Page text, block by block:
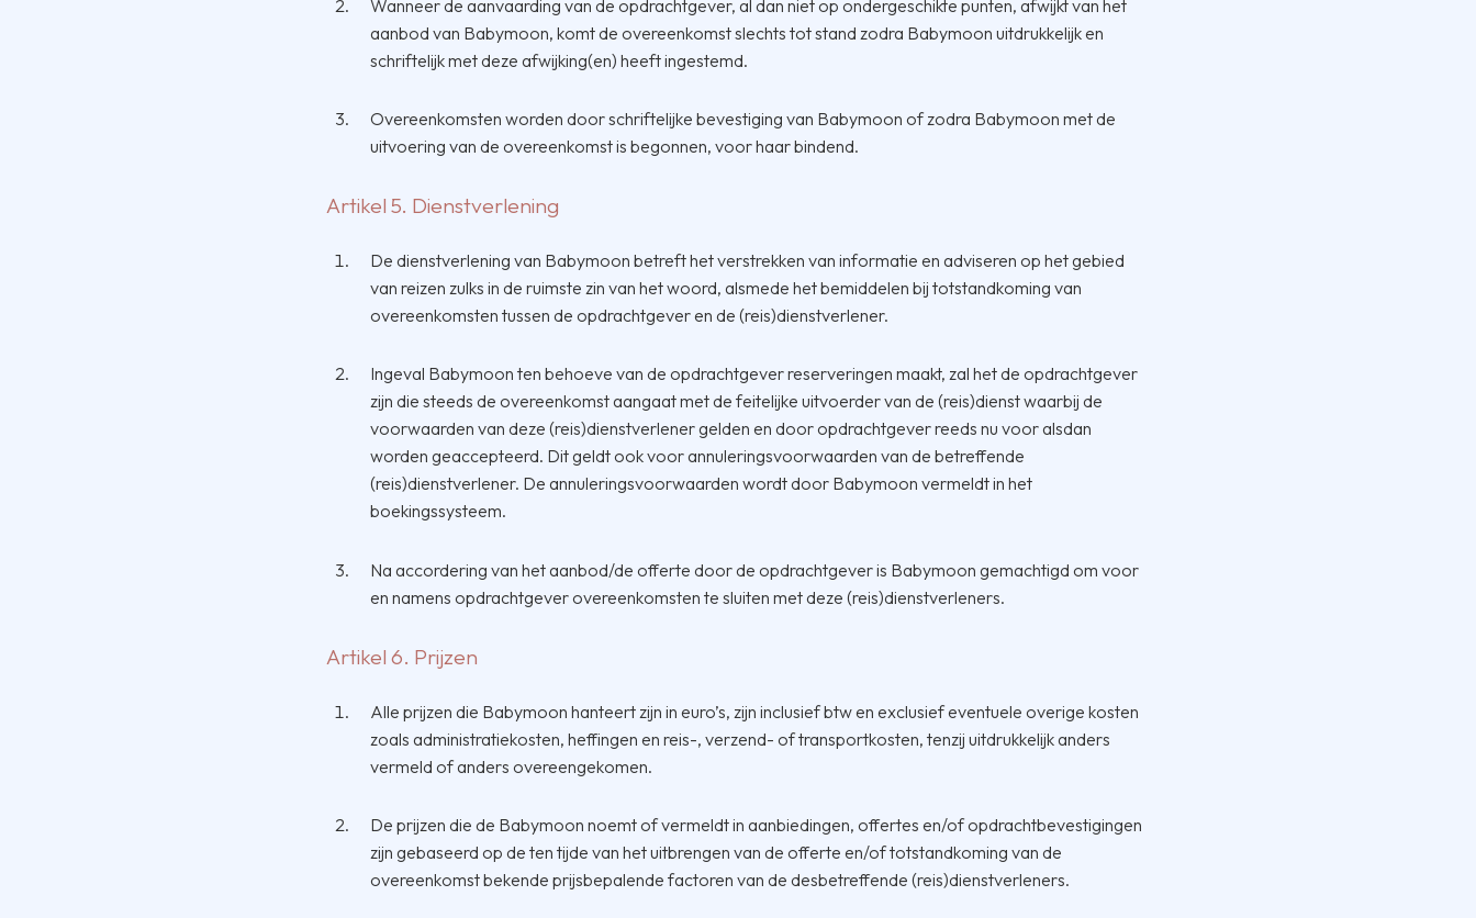
Wanneer de aanvaarding van de opdrachtgever, al dan niet op ondergeschikte punten, afwijkt van het
aanbod van Babymoon, komt de overeenkomst slechts tot stand zodra Babymoon uitdrukkelijk en
schriftelijk met deze afwijking(en) heeft ingestemd.
Overeenkomsten worden door schriftelijke bevestiging van Babymoon of zodra Babymoon met de
uitvoering van de overeenkomst is begonnen, voor haar bindend.
Artikel 5. Dienstverlening
De dienstverlening van Babymoon betreft het verstrekken van informatie en adviseren op het gebied
van reizen zulks in de ruimste zin van het woord, alsmede het bemiddelen bij totstandkoming van
overeenkomsten tussen de opdrachtgever en de (reis)dienstverlener.
Ingeval Babymoon ten behoeve van de opdrachtgever reserveringen maakt, zal het de opdrachtgever
zijn die steeds de overeenkomst aangaat met de feitelijke uitvoerder van de (reis)dienst waarbij de
voorwaarden van deze (reis)dienstverlener gelden en door opdrachtgever reeds nu voor alsdan
worden geaccepteerd. Dit geldt ook voor annuleringsvoorwaarden van de betreffende
(reis)dienstverlener. De annuleringsvoorwaarden wordt door Babymoon vermeldt in het
boekingssysteem.
Na accordering van het aanbod/de offerte door de opdrachtgever is Babymoon gemachtigd om voor
en namens opdrachtgever overeenkomsten te sluiten met deze (reis)dienstverleners.
Artikel 6. Prijzen
Alle prijzen die Babymoon hanteert zijn in euro’s, zijn inclusief btw en exclusief eventuele overige kosten
zoals administratiekosten, heffingen en reis-, verzend- of transportkosten, tenzij uitdrukkelijk anders
vermeld of anders overeengekomen.
De prijzen die de Babymoon noemt of vermeldt in aanbiedingen, offertes en/of opdrachtbevestigingen
zijn gebaseerd op de ten tijde van het uitbrengen van de offerte en/of totstandkoming van de
overeenkomst bekende prijsbepalende factoren van de desbetreffende (reis)dienstverleners.